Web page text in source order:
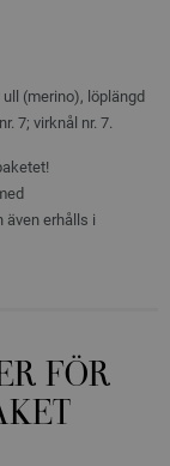
ull (merino), löplängd
7; virknål nr. 7.
även erhålls i
FÖR